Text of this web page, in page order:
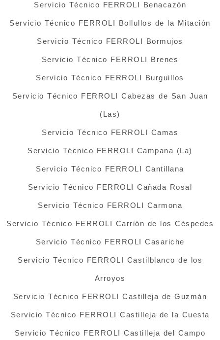
Servicio Técnico FERROLI Benacazón
Servicio Técnico FERROLI Bollullos de la Mitación
Servicio Técnico FERROLI Bormujos
Servicio Técnico FERROLI Brenes
Servicio Técnico FERROLI Burguillos
Servicio Técnico FERROLI Cabezas de San Juan
(Las)
Servicio Técnico FERROLI Camas
Servicio Técnico FERROLI Campana (La)
Servicio Técnico FERROLI Cantillana
Servicio Técnico FERROLI Cañada Rosal
Servicio Técnico FERROLI Carmona
Servicio Técnico FERROLI Carrión de los Céspedes
Servicio Técnico FERROLI Casariche
Servicio Técnico FERROLI Castilblanco de los
Arroyos
Servicio Técnico FERROLI Castilleja de Guzmán
Servicio Técnico FERROLI Castilleja de la Cuesta
Servicio Técnico FERROLI Castilleja del Campo